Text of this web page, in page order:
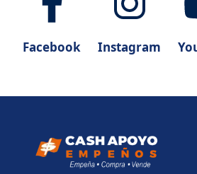
Facebook Instagram